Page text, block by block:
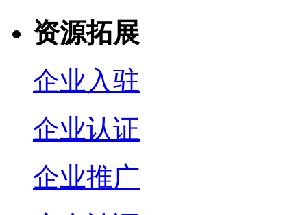
资源拓展
企业入驻
企业认证
企业推广